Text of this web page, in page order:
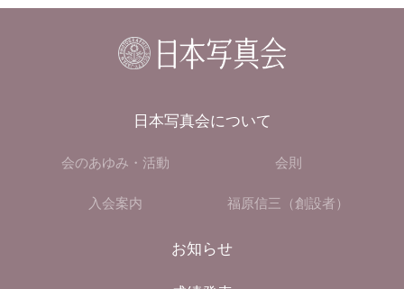
日本写真会について
会のあゆみ・活動 会則
入会案内 福原信三（創設者）
お知らせ